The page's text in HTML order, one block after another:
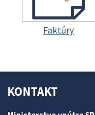
Faktúry
KONTAKT